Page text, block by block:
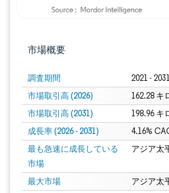
市場概要
調査期間 2021 - 2031
市場取引高 (2026) 162.28 キ
市場取引高 (2031) 198.96 キ
成長率 (2026 - 2031) 4.16%
最も急速に成長している
市場
アジア太
最大市場 アジア太